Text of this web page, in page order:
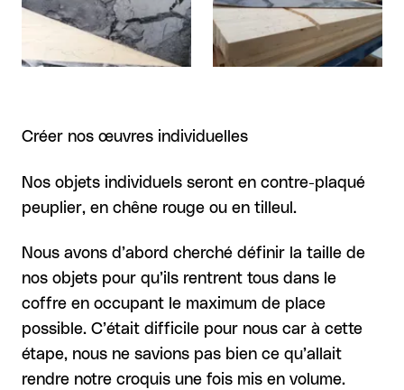
Créer nos œuvres individuelles
Nos objets individuels seront en contre-plaqué
peuplier, en chêne rouge ou en tilleul.
Nous avons d’abord cherché définir la taille de
nos objets pour qu’ils rentrent tous dans le
coffre en occupant le maximum de place
possible. C’était difficile pour nous car à cette
étape, nous ne savions pas bien ce qu’allait
rendre notre croquis une fois mis en volume.